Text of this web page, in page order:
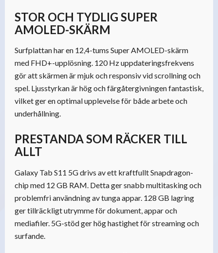
STOR OCH TYDLIG SUPER
AMOLED-SKÄRM
Surfplattan har en 12,4-tums Super AMOLED-skärm
med FHD+-upplösning. 120 Hz uppdateringsfrekvens
gör att skärmen är mjuk och responsiv vid scrollning och
spel. Ljusstyrkan är hög och färgåtergivningen fantastisk,
vilket ger en optimal upplevelse för både arbete och
underhållning.
PRESTANDA SOM RÄCKER TILL
ALLT
Galaxy Tab S11 5G drivs av ett kraftfullt Snapdragon-
chip med 12 GB RAM. Detta ger snabb multitasking och
problemfri användning av tunga appar. 128 GB lagring
ger tillräckligt utrymme för dokument, appar och
mediafiler. 5G-stöd ger hög hastighet för streaming och
surfande.